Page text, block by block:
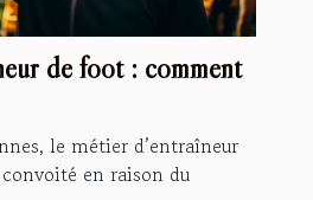
de foot : comment
le métier d’entraîneur
convoité en raison du